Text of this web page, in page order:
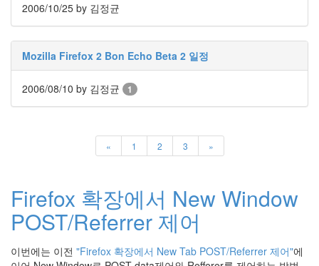
2006/10/25 by 김정균
Mozilla Firefox 2 Bon Echo Beta 2 일정
2006/08/10 by 김정균 1
« 1 2 3 »
Firefox 확장에서 New Window
POST/Referrer 제어
이번에는 이전 "Firefox 확장에서 New Tab POST/Referrer 제어"에
째
사
고
일
지
Tech
143
42
프
로
래